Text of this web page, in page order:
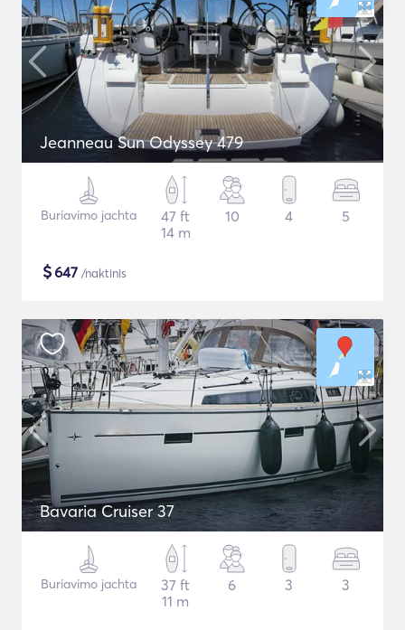
Jeanneau Sun Odyssey 479
Buriavimo jachta
47 ft
14 m
10 4 5
$647 /naktinis
Bavaria Cruiser 37
Buriavimo jachta
37 ft
11 m
6 3 3